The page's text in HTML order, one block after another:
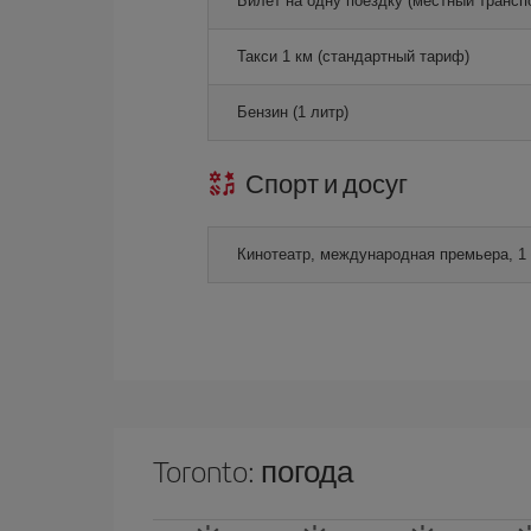
Такси 1 км (стандартный тариф)
Бензин (1 литр)
Спорт и досуг
Кинотеатр, международная премьера, 1
Toronto: погода